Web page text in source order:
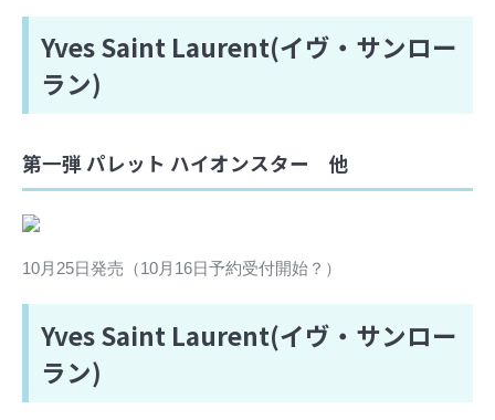
Yves Saint Laurent(イヴ・サンロー
ラン)
第一弾 パレット ハイオンスター 他
10月25日発売（10月16日予約受付開始？）
Yves Saint Laurent(イヴ・サンロー
ラン)